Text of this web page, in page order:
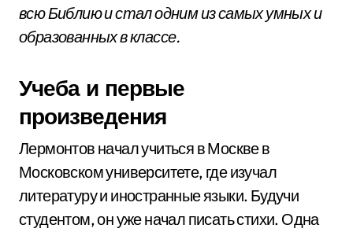
всю Библию и стал одним из самых умных и
образованных в классе.
Учеба и первые
произведения
Лермонтов начал учиться в Москве в
Московском университете, где изучал
литературу и иностранные языки. Будучи
студентом, он уже начал писать стихи. Одна